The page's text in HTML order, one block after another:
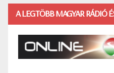
A LEGTÖBB MAGYAR RÁDIÓ